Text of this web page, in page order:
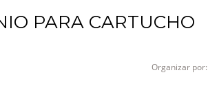
PARA CARTUCHO
Organizar por: